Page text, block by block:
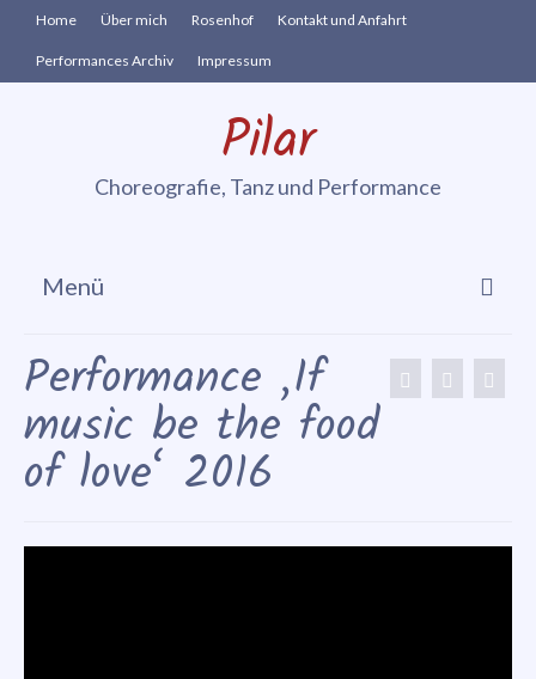
Home Über mich Rosenhof Kontakt und Anfahrt
Performances Archiv Impressum
Pilar
Choreografie, Tanz und Performance
Menü
In-Zeit-Sprung
Performances
Danse Sensible
Performance ‚If
music be the food
of love‘ 2016